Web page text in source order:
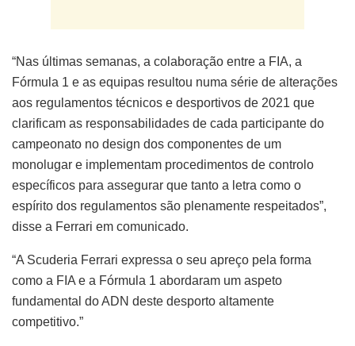
“Nas últimas semanas, a colaboração entre a FIA, a
Fórmula 1 e as equipas resultou numa série de alterações
aos regulamentos técnicos e desportivos de 2021 que
clarificam as responsabilidades de cada participante do
campeonato no design dos componentes de um
monolugar e implementam procedimentos de controlo
específicos para assegurar que tanto a letra como o
espírito dos regulamentos são plenamente respeitados”,
disse a Ferrari em comunicado.
“A Scuderia Ferrari expressa o seu apreço pela forma
como a FIA e a Fórmula 1 abordaram um aspeto
fundamental do ADN deste desporto altamente
competitivo.”